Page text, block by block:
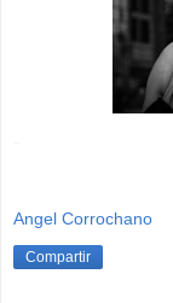
Angel Corrochano
Compartir